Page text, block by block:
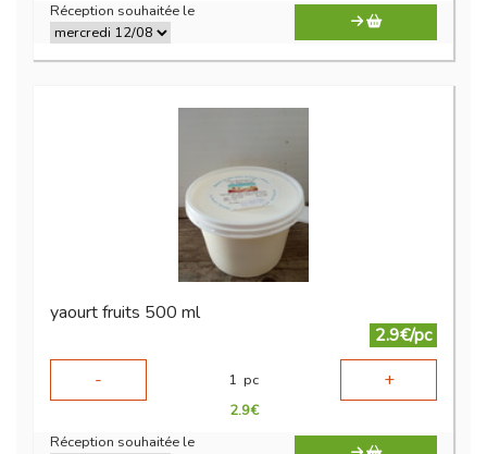
Réception souhaitée le
yaourt fruits 500 ml
2.9€/pc
-
1 pc +
2.9€
Réception souhaitée le